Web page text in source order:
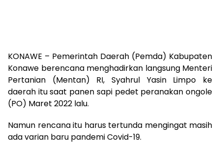
KONAWE – Pemerintah Daerah (Pemda) Kabupaten
Konawe berencana menghadirkan langsung Menteri
Pertanian (Mentan) RI, Syahrul Yasin Limpo ke
daerah itu saat panen sapi pedet peranakan ongole
(PO) Maret 2022 lalu.
Namun rencana itu harus tertunda mengingat masih
ada varian baru pandemi Covid-19.